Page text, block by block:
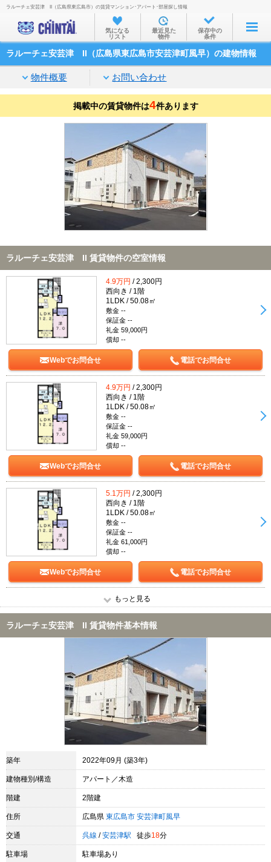
お部屋を探す
沿線・駅から
家賃相場から
通勤通学時間から
物件特集から
不動産会社から
TOP
ラルーチェ安芸津 II（広島県東広島市）の賃貸マンション･アパート･部屋探し情報
気になる
リスト
最近見た
物件
保存中の
条件
ラルーチェ安芸津 II（広島県東広島市安芸津町風早）の建物情報
物件概要 お問い合わせ
掲載中の賃貸物件は4件あります
ラルーチェ安芸津 II 賃貸物件の空室情報
4.9万円 / 2,300円
西向き / 1階
1LDK / 50.08㎡
敷金 --
保証金 --
礼金 59,000円
償却 --
Webでお問合せ 電話でお問合せ
4.9万円 / 2,300円
西向き / 1階
1LDK / 50.08㎡
敷金 --
保証金 --
礼金 59,000円
償却 --
Webでお問合せ 電話でお問合せ
5.1万円 / 2,300円
西向き / 1階
1LDK / 50.08㎡
敷金 --
保証金 --
礼金 61,000円
償却 --
Webでお問合せ 電話でお問合せ
もっと見る
ラルーチェ安芸津 II 賃貸物件基本情報
築年 2022年09月 (築3年)
建物種別/構造 アパート／木造
階建 2階建
住所 広島県 東広島市 安芸津町風早
交通 呉線 / 安芸津駅 徒歩18分
駐車場 駐車場あり